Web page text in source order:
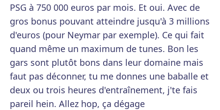
PSG à 750 000 euros par mois. Et oui. Avec de
gros bonus pouvant atteindre jusqu'à 3 millions
d'euros (pour Neymar par exemple). Ce qui fait
quand même un maximum de tunes. Bon les
gars sont plutôt bons dans leur domaine mais
faut pas déconner, tu me donnes une baballe et
deux ou trois heures d'entraînement, j'te fais
pareil hein. Allez hop, ça dégage